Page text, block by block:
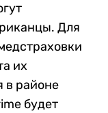
Для
их
в районе
будет